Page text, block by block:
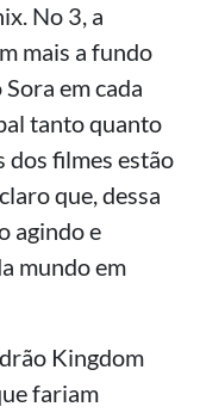
No 3, a
mais a fundo
Sora em cada
tanto quanto
dos filmes estão
que, dessa
agindo e
mundo em
Kingdom
fariam